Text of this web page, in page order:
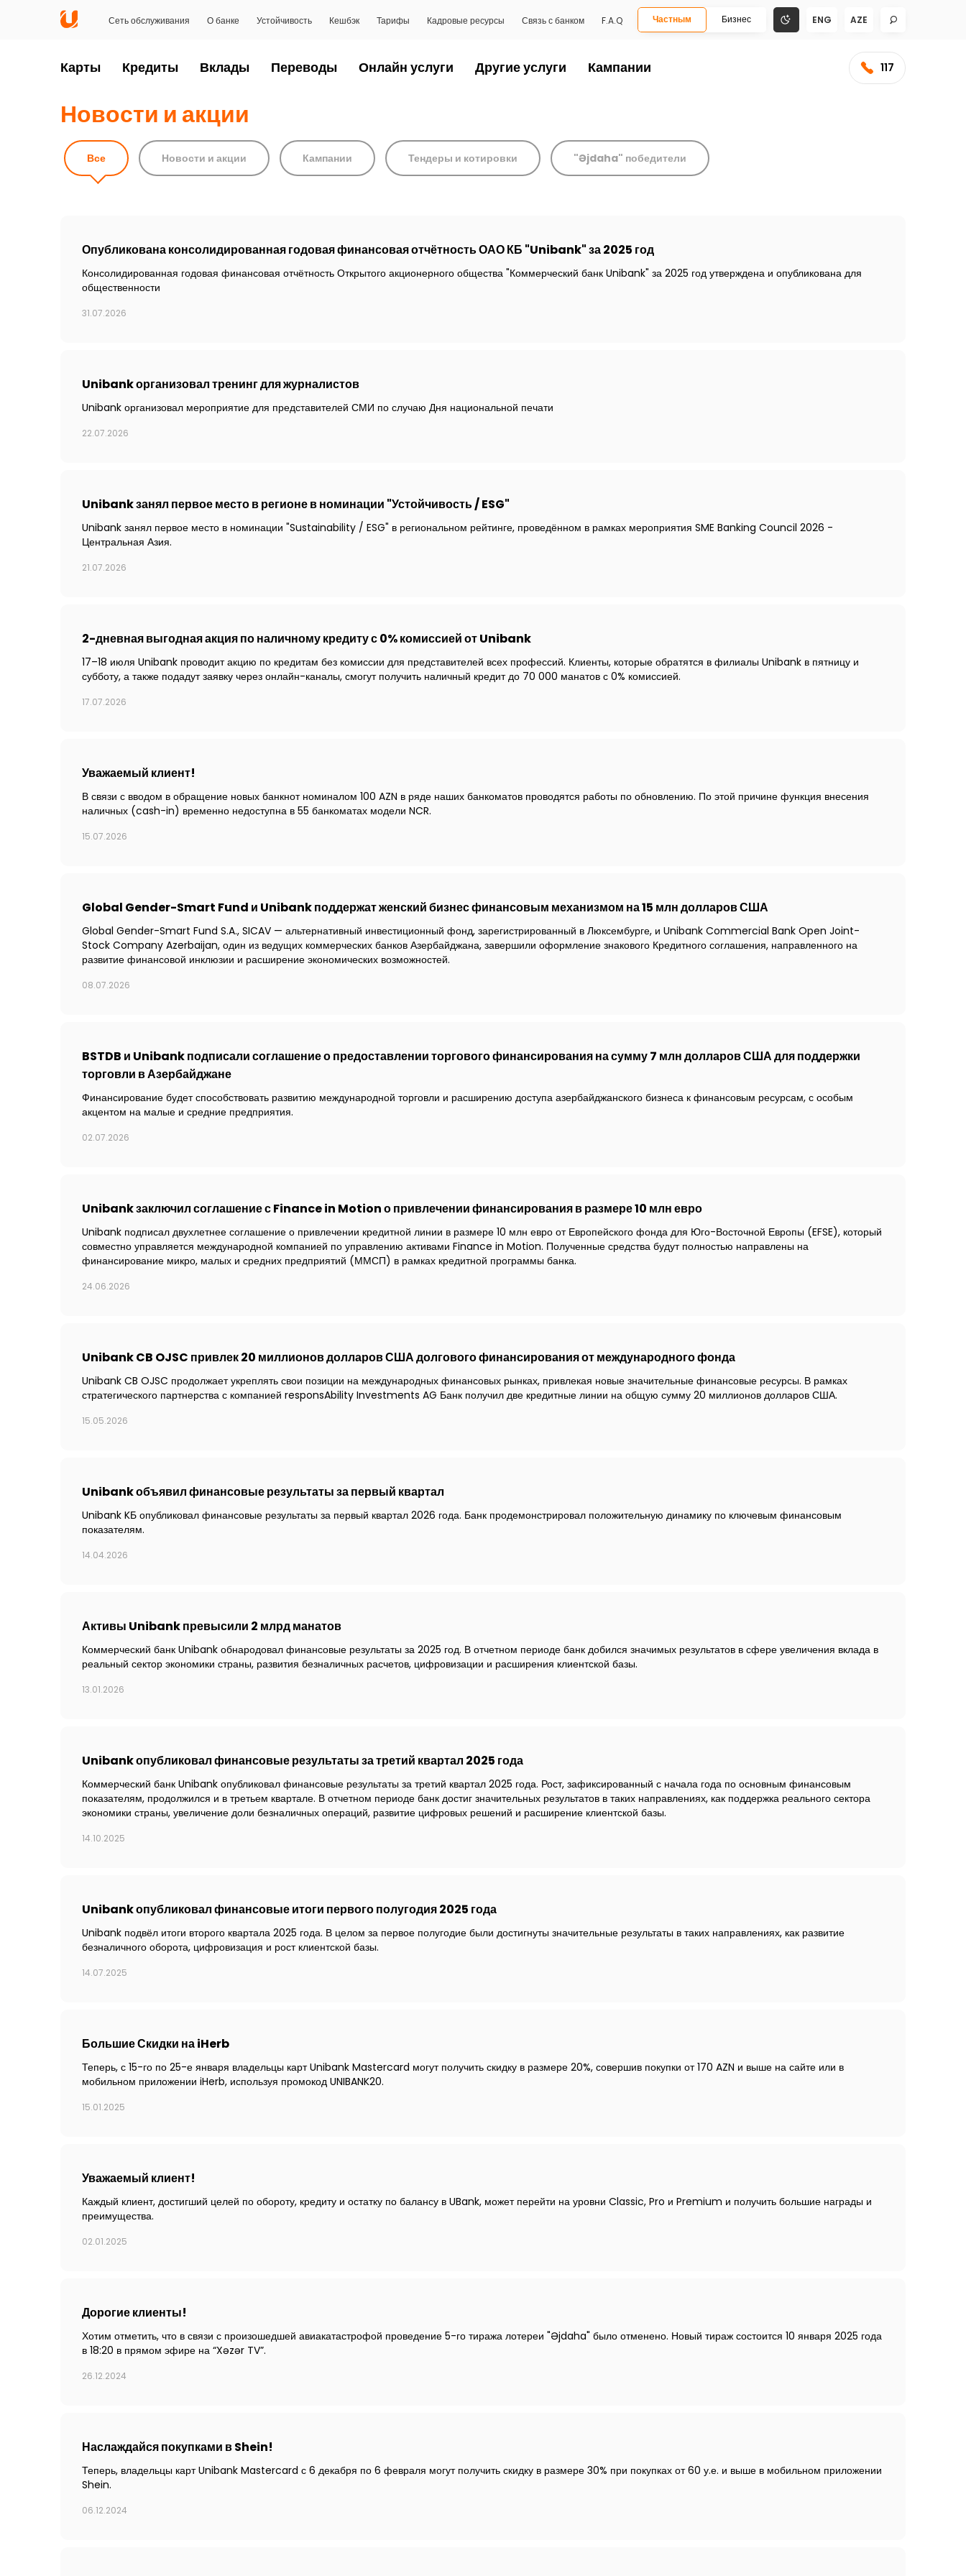
Сеть обслуживания О банке Устойчивость Кешбэк Тарифы Кадровые ресурсы Связь с банком F.A.Q Частным Бизнес ENG AZE
Карты Кредиты Вклады Переводы Онлайн услуги Другие услуги Кампании 117
Новости и акции
Все Новости и акции Кампании Тендеры и котировки "Əjdaha" победители
Опубликована консолидированная годовая финансовая отчётность ОАО КБ "Unibank" за 2025 год
Консолидированная годовая финансовая отчётность Открытого акционерного общества "Коммерческий банк Unibank" за 2025 год утверждена и опубликована для
общественности
31.07.2026
Unibank организовал тренинг для журналистов
Unibank организовал мероприятие для представителей СМИ по случаю Дня национальной печати
22.07.2026
Unibank занял первое место в регионе в номинации "Устойчивость / ESG"
Unibank занял первое место в номинации "Sustainability / ESG" в региональном рейтинге, проведённом в рамках мероприятия SME Banking Council 2026 -
Центральная Азия.
21.07.2026
2-дневная выгодная акция по наличному кредиту с 0% комиссией от Unibank
17–18 июля Unibank проводит акцию по кредитам без комиссии для представителей всех профессий. Клиенты, которые обратятся в филиалы Unibank в пятницу и
субботу, а также подадут заявку через онлайн-каналы, смогут получить наличный кредит до 70 000 манатов с 0% комиссией.
17.07.2026
Уважаемый клиент!
В связи с вводом в обращение новых банкнот номиналом 100 AZN в ряде наших банкоматов проводятся работы по обновлению. По этой причине функция внесения
наличных (cash-in) временно недоступна в 55 банкоматах модели NCR.
15.07.2026
Global Gender-Smart Fund и Unibank поддержат женский бизнес финансовым механизмом на 15 млн долларов США
Global Gender-Smart Fund S.A., SICAV — альтернативный инвестиционный фонд, зарегистрированный в Люксембурге, и Unibank Commercial Bank Open Joint-
Stock Company Azerbaijan, один из ведущих коммерческих банков Азербайджана, завершили оформление знакового Кредитного соглашения, направленного на
развитие финансовой инклюзии и расширение экономических возможностей.
08.07.2026
BSTDB и Unibank подписали соглашение о предоставлении торгового финансирования на сумму 7 млн долларов США для поддержки
торговли в Азербайджане
Финансирование будет способствовать развитию международной торговли и расширению доступа азербайджанского бизнеса к финансовым ресурсам, с особым
акцентом на малые и средние предприятия.
02.07.2026
Unibank заключил соглашение с Finance in Motion о привлечении финансирования в размере 10 млн евро
Unibank подписал двухлетнее соглашение о привлечении кредитной линии в размере 10 млн евро от Европейского фонда для Юго-Восточной Европы (EFSE), который
совместно управляется международной компанией по управлению активами Finance in Motion. Полученные средства будут полностью направлены на
финансирование микро, малых и средних предприятий (ММСП) в рамках кредитной программы банка.
24.06.2026
Unibank CB OJSC привлек 20 миллионов долларов США долгового финансирования от международного фонда
Unibank CB OJSC продолжает укреплять свои позиции на международных финансовых рынках, привлекая новые значительные финансовые ресурсы. В рамках
стратегического партнерства с компанией responsAbility Investments AG Банк получил две кредитные линии на общую сумму 20 миллионов долларов США.
15.05.2026
Unibank объявил финансовые результаты за первый квартал
Unibank KБ опубликовал финансовые результаты за первый квартал 2026 года. Банк продемонстрировал положительную динамику по ключевым финансовым
показателям.
14.04.2026
Активы Unibank превысили 2 млрд манатов
Коммерческий банк Unibank обнародовал финансовые результаты за 2025 год. В отчетном периоде банк добился значимых результатов в сфере увеличения вклада в
реальный сектор экономики страны, развития безналичных расчетов, цифровизации и расширения клиентской базы.
13.01.2026
Unibank опубликовал финансовые результаты за третий квартал 2025 года
Коммерческий банк Unibank опубликовал финансовые результаты за третий квартал 2025 года. Рост, зафиксированный с начала года по основным финансовым
показателям, продолжился и в третьем квартале. В отчетном периоде банк достиг значительных результатов в таких направлениях, как поддержка реального сектора
экономики страны, увеличение доли безналичных операций, развитие цифровых решений и расширение клиентской базы.
14.10.2025
Unibank опубликовал финансовые итоги первого полугодия 2025 года
Unibank подвёл итоги второго квартала 2025 года. В целом за первое полугодие были достигнуты значительные результаты в таких направлениях, как развитие
безналичного оборота, цифровизация и рост клиентской базы.
14.07.2025
Большие Скидки на iHerb
Теперь, с 15-го по 25-е января владельцы карт Unibank Mastercard могут получить скидку в размере 20%, совершив покупки от 170 AZN и выше на сайте или в
мобильном приложении iHerb, используя промокод UNIBANK20.
15.01.2025
Уважаемый клиент!
Каждый клиент, достигший целей по обороту, кредиту и остатку по балансу в UBank, может перейти на уровни Classic, Pro и Premium и получить большие награды и
преимущества.
02.01.2025
Дорогие клиенты!
Хотим отметить, что в связи с произошедшей авиакатастрофой проведение 5-го тиража лотереи "Əjdaha" было отменено. Новый тираж состоится 10 января 2025 года
в 18:20 в прямом эфире на “Xəzər TV”.
26.12.2024
Наслаждайся покупками в Shein!
Теперь, владельцы карт Unibank Mastercard с 6 декабря по 6 февраля могут получить скидку в размере 30% при покупках от 60 у.е. и выше в мобильном приложении
Shein.
06.12.2024